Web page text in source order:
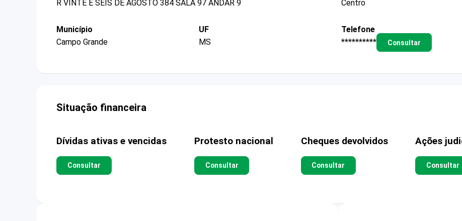
R VINTE E SEIS DE AGOSTO 384 SALA 97 ANDAR 9
Centro
Município
Campo Grande
UF
MS
Telefone
**********
Consultar
Situação financeira
Dívidas ativas e vencidas
Consultar
Protesto nacional
Consultar
Cheques devolvidos
Consultar
Ações
Consultar